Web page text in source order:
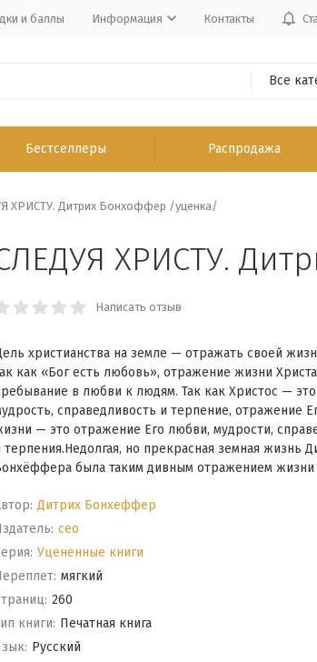
и баллы Информация Контакты
Все
Бестселлеры Распродажа
ХРИСТУ. Дитрих Бонхоффер /уценка/
ХРИСТУ.
Написать отзыв
христианства на земле — отражать своей
как «Бог есть любовь», отражение жизни
в любви к людям. Так как Христос —
справедливость и терпение, отражение
— это отражение Его любви, мудрости,
терпения.Недолгая, но прекрасная земная жизнь
была таким дивным отражением жизни
Дитрих Бонхеффер
ceo
Уцененные книги
мягкий
260
книги: Печатная книга
Русский